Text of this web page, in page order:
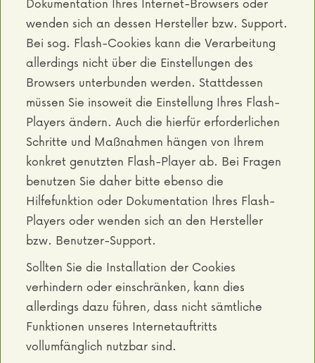
wenden sich an dessen Hersteller bzw. Support.
Bei sog. Flash-Cookies kann die Verarbeitung
allerdings nicht über die Einstellungen des
Browsers unterbunden werden. Stattdessen
müssen Sie insoweit die Einstellung Ihres Flash-
Players ändern. Auch die hierfür erforderlichen
Schritte und Maßnahmen hängen von Ihrem
konkret genutzten Flash-Player ab. Bei Fragen
benutzen Sie daher bitte ebenso die
Hilfefunktion oder Dokumentation Ihres Flash-
Players oder wenden sich an den Hersteller
bzw. Benutzer-Support.
Sollten Sie die Installation der Cookies
verhindern oder einschränken, kann dies
allerdings dazu führen, dass nicht sämtliche
Funktionen unseres Internetauftritts
vollumfänglich nutzbar sind.